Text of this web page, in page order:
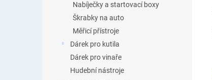
Nabíječky a startovací boxy
Škrabky na auto
Měřicí přístroje
Dárek pro kutila
Dárek pro vinaře
Hudební nástroje